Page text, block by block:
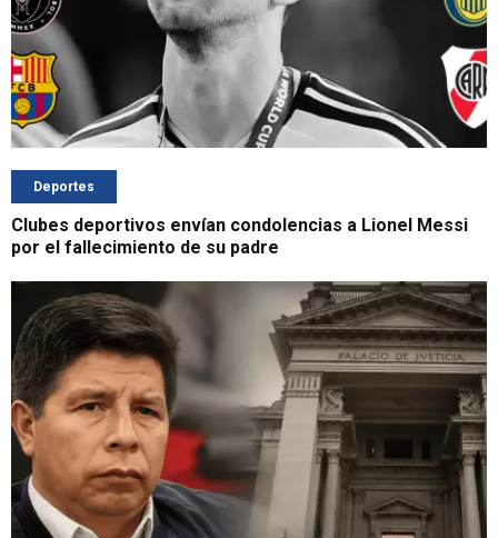
Deportes
Clubes deportivos envían condolencias a Lionel Messi
por el fallecimiento de su padre